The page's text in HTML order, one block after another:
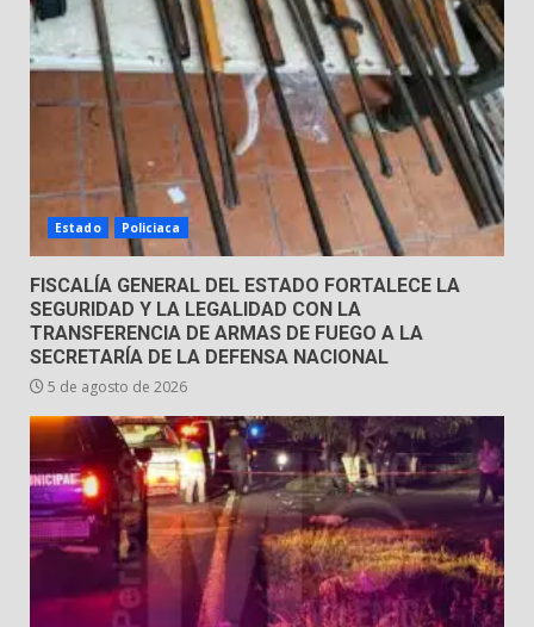
Estado Policiaca
FISCALÍA GENERAL DEL ESTADO FORTALECE LA
SEGURIDAD Y LA LEGALIDAD CON LA
TRANSFERENCIA DE ARMAS DE FUEGO A LA
SECRETARÍA DE LA DEFENSA NACIONAL
5 de agosto de 2026